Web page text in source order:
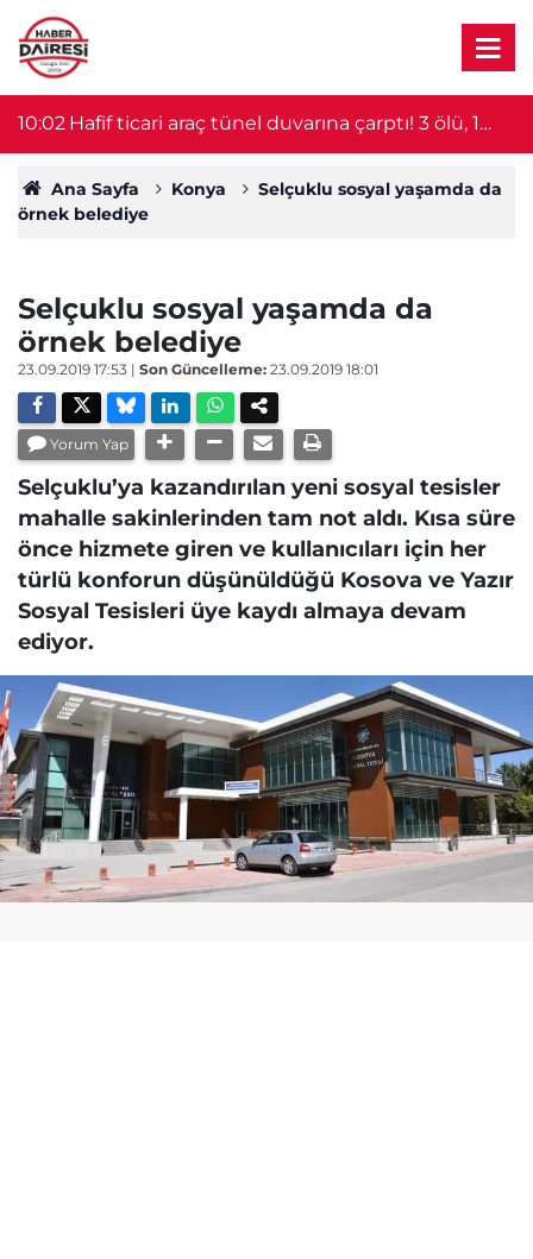
10:02 Hafif ticari araç tünel duvarına çarptı! 3 ölü, 1
yaralı
Ana Sayfa Konya
Selçuklu sosyal yaşamda da
örnek belediye
Selçuklu sosyal yaşamda da
örnek belediye
23.09.2019 17:53 | Son Güncelleme: 23.09.2019 18:01
Yorum Yap
Selçuklu’ya kazandırılan yeni sosyal tesisler
mahalle sakinlerinden tam not aldı. Kısa süre
önce hizmete giren ve kullanıcıları için her
türlü konforun düşünüldüğü Kosova ve Yazır
Sosyal Tesisleri üye kaydı almaya devam
ediyor.